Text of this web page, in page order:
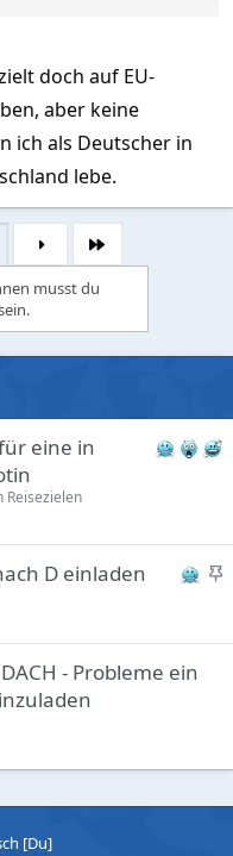
doch auf EU-
aber keine
ich als Deutscher in
lebe.
Letzte
musst du
eine in
Reisezielen
S
c
D einladen
- Probleme ein
[Du]